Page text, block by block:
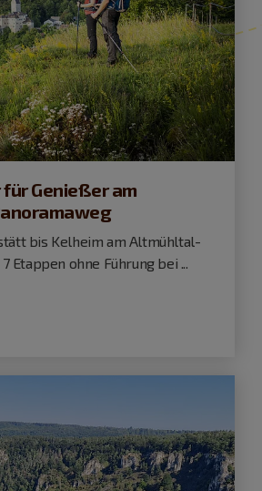
Genießer am
bis Kelheim am Altmühltal-
Etappen ohne Führung bei ...